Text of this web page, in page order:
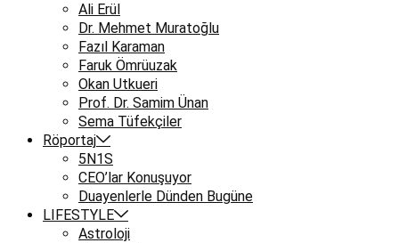
Ali Erül
Dr. Mehmet Muratoğlu
Fazıl Karaman
Faruk Ömrüuzak
Okan Utkueri
Prof. Dr. Samim Ünan
Sema Tüfekçiler
Röportaj
5N1S
CEO’lar Konuşuyor
Duayenlerle Dünden Bugüne
LIFESTYLE
Astroloji